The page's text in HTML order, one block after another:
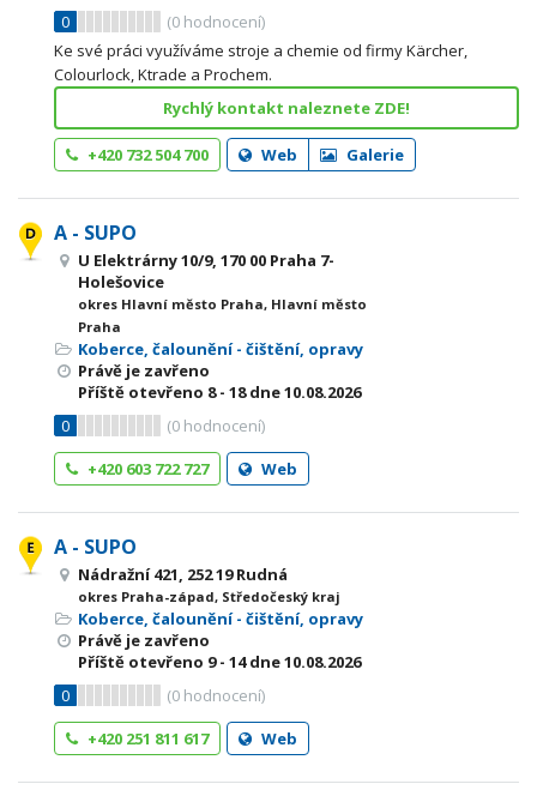
0
(0 hodnocení)
Ke své práci využíváme stroje a chemie od firmy Kärcher,
Colourlock, Ktrade a Prochem.
Rychlý kontakt naleznete ZDE!
+420 732 504 700 Web Galerie
A - SUPO
U Elektrárny 10/9, 170 00 Praha 7-
Holešovice
okres Hlavní město Praha, Hlavní město
Praha
Koberce, čalounění - čištění, opravy
Právě je zavřeno
Příště otevřeno 8 - 18dne 10.08.2026
0
(0 hodnocení)
+420 603 722 727
Web
A - SUPO
Nádražní 421, 252 19 Rudná
okres Praha-západ, Středočeský kraj
Koberce, čalounění - čištění, opravy
Právě je zavřeno
Příště otevřeno 9 - 14dne 10.08.2026
0
(0 hodnocení)
+420 251 811 617
Web